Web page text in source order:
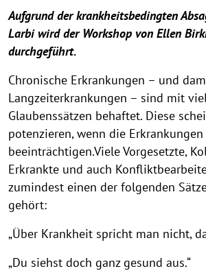
Aufgrund der krankheitsbedingten
Larbi wird der Workshop von Ellen
durchgeführt.
Chronische Erkrankungen – und
Langzeiterkrankungen – sind mit
Glaubenssätzen behaftet. Diese
potenzieren, wenn die
beeinträchtigen.Viele Vorgesetzte,
Erkrankte und auch
zumindest einen der folgenden
gehört:
„Über Krankheit spricht man nicht,
„Du siehst doch ganz gesund aus.“